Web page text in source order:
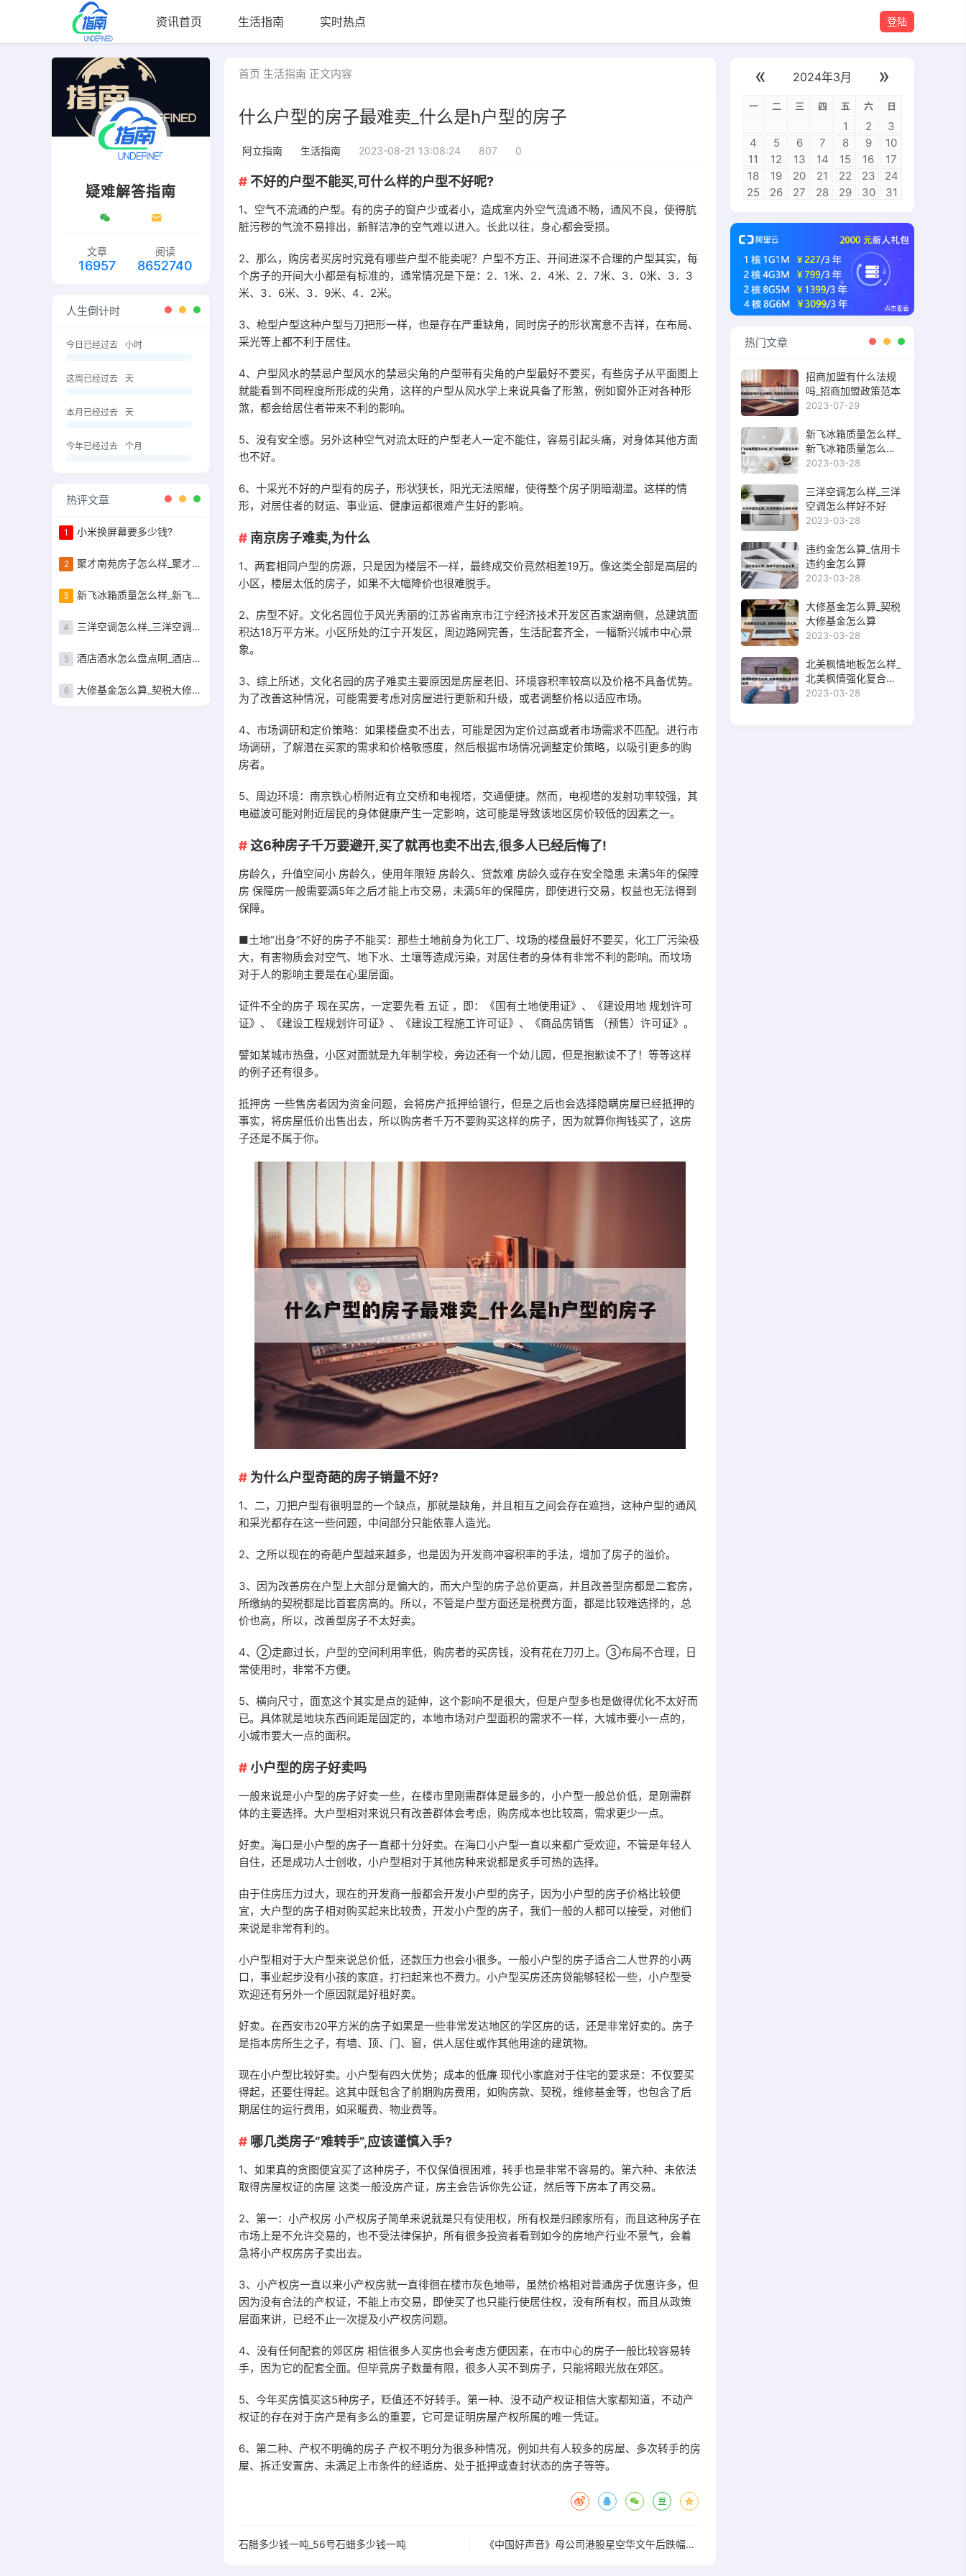
资讯首页 生活指南 实时热点 登陆
疑难解答指南
文章
16957
阅读
8652740
人生倒计时
今日已经过去 小时
这周已经过去 天
本月已经过去 天
今年已经过去 个月
热评文章
1 小米换屏幕要多少钱?
2 聚才南苑房子怎么样_聚才南苑的容积率是
3 新飞冰箱质量怎么样_新飞冰箱质量怎么样好不好
4 三洋空调怎么样_三洋空调怎么样好不好
5 酒店酒水怎么盘点啊_酒店酒水盘点表
6 大修基金怎么算_契税大修基金怎么算
首页 生活指南 正文内容
什么户型的房子最难卖_什么是h户型的房子
阿立指南 生活指南 2023-08-21 13:08:24 807 0
不好的户型不能买,可什么样的户型不好呢?
1、空气不流通的户型。有的房子的窗户少或者小，造成室内外空气流通不畅，通风不良，使得肮
脏污秽的气流不易排出，新鲜洁净的空气难以进入。长此以往，身心都会受损。
2、那么，购房者买房时究竟有哪些户型不能卖呢？户型不方正、开间进深不合理的户型其实，每
个房子的开间大小都是有标准的，通常情况是下是：2．1米、2．4米、2．7米、3．0米、3．3
米、3．6米、3．9米、4．2米。
3、枪型户型这种户型与刀把形一样，也是存在严重缺角，同时房子的形状寓意不吉祥，在布局、
采光等上都不利于居住。
4、户型风水的禁忌户型风水的禁忌尖角的户型带有尖角的户型最好不要买，有些房子从平面图上
就能看到不同程度所形成的尖角，这样的户型从风水学上来说具备了形煞，例如窗外正对各种形
煞，都会给居住者带来不利的影响。
5、没有安全感。另外这种空气对流太旺的户型老人一定不能住，容易引起头痛，对身体其他方面
也不好。
6、十采光不好的户型有的房子，形状狭长，阳光无法照耀，使得整个房子阴暗潮湿。这样的情
形，对居住者的财运、事业运、健康运都很难产生好的影响。
南京房子难卖,为什么
1、两套相同户型的房源，只是因为楼层不一样，最终成交价竟然相差19万。像这类全部是高层的
小区，楼层太低的房子，如果不大幅降价也很难脱手。
2、房型不好。文化名园位于风光秀丽的江苏省南京市江宁经济技术开发区百家湖南侧，总建筑面
积达18万平方米。小区所处的江宁开发区，周边路网完善，生活配套齐全，一幅新兴城市中心景
象。
3、综上所述，文化名园的房子难卖主要原因是房屋老旧、环境容积率较高以及价格不具备优势。
为了改善这种情况，可能需要考虑对房屋进行更新和升级，或者调整价格以适应市场。
4、市场调研和定价策略：如果楼盘卖不出去，可能是因为定价过高或者市场需求不匹配。进行市
场调研，了解潜在买家的需求和价格敏感度，然后根据市场情况调整定价策略，以吸引更多的购
房者。
5、周边环境：南京铁心桥附近有立交桥和电视塔，交通便捷。然而，电视塔的发射功率较强，其
电磁波可能对附近居民的身体健康产生一定影响，这可能是导致该地区房价较低的因素之一。
这6种房子千万要避开,买了就再也卖不出去,很多人已经后悔了!
房龄久，升值空间小 房龄久，使用年限短 房龄久、贷款难 房龄久或存在安全隐患 未满5年的保障
房 保障房一般需要满5年之后才能上市交易，未满5年的保障房，即使进行交易，权益也无法得到
保障。
■土地“出身”不好的房子不能买：那些土地前身为化工厂、坟场的楼盘最好不要买，化工厂污染极
大，有害物质会对空气、地下水、土壤等造成污染，对居住者的身体有非常不利的影响。而坟场
对于人的影响主要是在心里层面。
证件不全的房子 现在买房，一定要先看 五证 ，即：《国有土地使用证》、《建设用地 规划许可
证》、《建设工程规划许可证》、《建设工程施工许可证》、《商品房销售 （预售）许可证》。
譬如某城市热盘，小区对面就是九年制学校，旁边还有一个幼儿园，但是抱歉读不了！等等这样
的例子还有很多。
抵押房 一些售房者因为资金问题，会将房产抵押给银行，但是之后也会选择隐瞒房屋已经抵押的
事实，将房屋低价出售出去，所以购房者千万不要购买这样的房子，因为就算你掏钱买了，这房
子还是不属于你。
为什么户型奇葩的房子销量不好?
1、二，刀把户型有很明显的一个缺点，那就是缺角，并且相互之间会存在遮挡，这种户型的通风
和采光都存在这一些问题，中间部分只能依靠人造光。
2、之所以现在的奇葩户型越来越多，也是因为开发商冲容积率的手法，增加了房子的溢价。
3、因为改善房在户型上大部分是偏大的，而大户型的房子总价更高，并且改善型房都是二套房，
所缴纳的契税都是比首套房高的。所以，不管是户型方面还是税费方面，都是比较难选择的，总
价也高，所以，改善型房子不太好卖。
4、②走廊过长，户型的空间利用率低，购房者的买房钱，没有花在刀刃上。③布局不合理，日
常使用时，非常不方便。
5、横向尺寸，面宽这个其实是点的延伸，这个影响不是很大，但是户型多也是做得优化不太好而
已。具体就是地块东西间距是固定的，本地市场对户型面积的需求不一样，大城市要小一点的，
小城市要大一点的面积。
小户型的房子好卖吗
一般来说是小户型的房子好卖一些，在楼市里刚需群体是最多的，小户型一般总价低，是刚需群
体的主要选择。大户型相对来说只有改善群体会考虑，购房成本也比较高，需求更少一点。
好卖。海口是小户型的房子一直都十分好卖。在海口小户型一直以来都广受欢迎，不管是年轻人
自住，还是成功人士创收，小户型相对于其他房种来说都是炙手可热的选择。
由于住房压力过大，现在的开发商一般都会开发小户型的房子，因为小户型的房子价格比较便
宜，大户型的房子相对购买起来比较贵，开发小户型的房子，我们一般的人都可以接受，对他们
来说是非常有利的。
小户型相对于大户型来说总价低，还款压力也会小很多。一般小户型的房子适合二人世界的小两
口，事业起步没有小孩的家庭，打扫起来也不费力。小户型买房还房贷能够轻松一些，小户型受
欢迎还有另外一个原因就是好租好卖。
好卖。在西安市20平方米的房子如果是一些非常发达地区的学区房的话，还是非常好卖的。房子
是指本房所生之子，有墙、顶、门、窗，供人居住或作其他用途的建筑物。
现在小户型比较好卖。小户型有四大优势；成本的低廉 现代小家庭对于住宅的要求是：不仅要买
得起，还要住得起。这其中既包含了前期购房费用，如购房款、契税，维修基金等，也包含了后
期居住的运行费用，如采暖费、物业费等。
哪几类房子“难转手”,应该谨慎入手?
1、如果真的贪图便宜买了这种房子，不仅保值很困难，转手也是非常不容易的。第六种、未依法
取得房屋权证的房屋 这类一般没房产证，房主会告诉你先公证，然后等下房本了再交易。
2、第一：小产权房 小产权房子简单来说就是只有使用权，所有权是归顾家所有，而且这种房子在
市场上是不允许交易的，也不受法律保护，所有很多投资者看到如今的房地产行业不景气，会着
急将小产权房房子卖出去。
3、小产权房一直以来小产权房就一直徘徊在楼市灰色地带，虽然价格相对普通房子优惠许多，但
因为没有合法的产权证，不能上市交易，即使买了也只能行使居住权，没有所有权，而且从政策
层面来讲，已经不止一次提及小产权房问题。
4、没有任何配套的郊区房 相信很多人买房也会考虑方便因素，在市中心的房子一般比较容易转
手，因为它的配套全面。但毕竟房子数量有限，很多人买不到房子，只能将眼光放在郊区。
5、今年买房慎买这5种房子，贬值还不好转手。第一种、没不动产权证相信大家都知道，不动产
权证的存在对于房产是有多么的重要，它可是证明房屋产权所属的唯一凭证。
6、第二种、产权不明确的房子 产权不明分为很多种情况，例如共有人较多的房屋、多次转手的房
屋、拆迁安置房、未满足上市条件的经适房、处于抵押或查封状态的房子等等。
石腊多少钱一吨_56号石蜡多少钱一吨 《中国好声音》母公司港股星空华文午后跌幅扩大
« 2024年3月 »
一 二 三 四 五 六 日
1 2
3
4
5 6 7 8 9
10
11
12 13 14 15 16
17
18
19 20 21 22 23
24
25
26 27 28 29 30 31
热门文章
招商加盟有什么法规
吗_招商加盟政策范本
2023-07-29
新飞冰箱质量怎么样_
新飞冰箱质量怎么样
好不好
2023-03-28
三洋空调怎么样_三洋
空调怎么样好不好
2023-03-28
违约金怎么算_信用卡
违约金怎么算
2023-03-28
大修基金怎么算_契税
大修基金怎么算
2023-03-28
北美枫情地板怎么样_
北美枫情强化复合地
板怎么样
2023-03-28